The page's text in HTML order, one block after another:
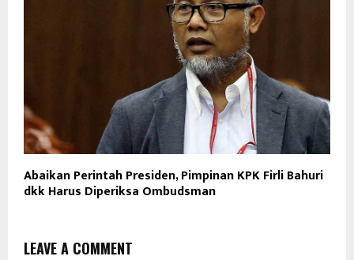
Abaikan Perintah Presiden, Pimpinan KPK Firli Bahuri
dkk Harus Diperiksa Ombudsman
LEAVE A COMMENT